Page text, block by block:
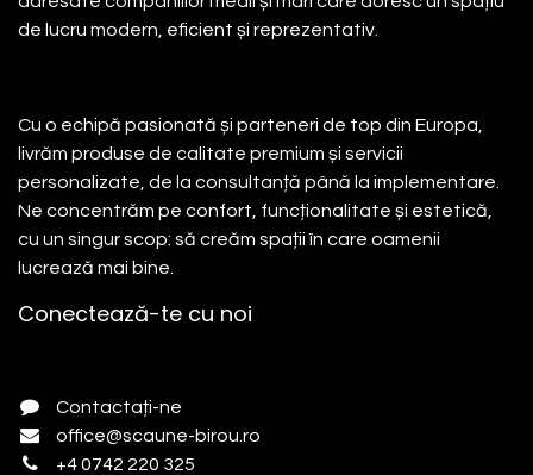
de lucru modern, eficient și reprezentativ.
Cu o echipă pasionată și parteneri de top din Europa,
livrăm produse de calitate premium și servicii
personalizate, de la consultanță până la implementare.
Ne concentrăm pe confort, funcționalitate și estetică,
cu un singur scop: să creăm spații în care oamenii
lucrează mai bine.
Conectează-te cu noi
Contactați-ne
office@scaune-birou.ro
+4 0742 220 325